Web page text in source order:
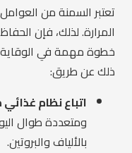
تعتبر السمنة من
المرارة. لذلك، فإن
خطوة مهمة في
ذلك عن طريق:
اتباع نظام
ومتعددة طوال
بالألياف والبروتين.